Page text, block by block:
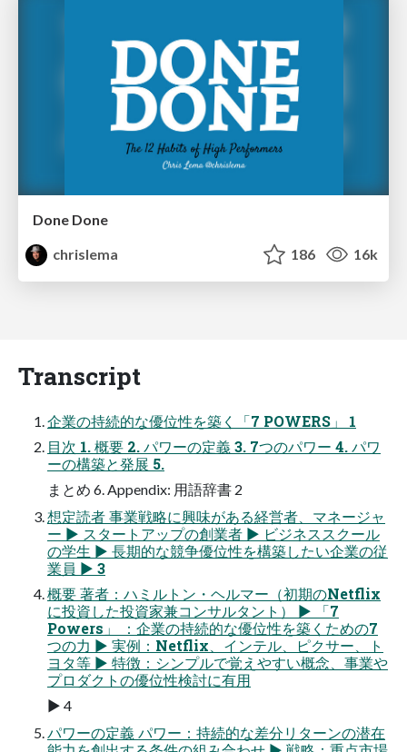
Done Done
chrislema
186 16k
Transcript
企業の持続的な優位性を築く「7 POWERS」 1
目次 1. 概要 2. パワーの定義 3. 7つのパワー 4. パワ
ーの構築と発展 5.
まとめ 6. Appendix: 用語辞書 2
想定読者 事業戦略に興味がある経営者、マネージャ
ー ▶ スタートアップの創業者 ▶ ビジネススクール
の学生 ▶ 長期的な競争優位性を構築したい企業の従
業員 ▶ 3
概要 著者：ハミルトン・ヘルマー（初期のNetflix
に投資した投資家兼コンサルタント） ▶ 「7
Powers」 ：企業の持続的な優位性を築くための7
つの力 ▶ 実例：Netflix、インテル、ピクサー、ト
ヨタ等 ▶ 特徴：シンプルで覚えやすい概念、事業や
プロダクトの優位性検討に有用
▶ 4
パワーの定義 パワー：持続的な差分リターンの潜在